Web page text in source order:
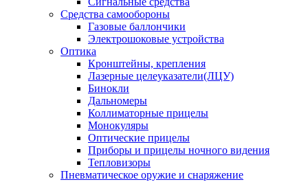
Средства самообороны
Газовые баллончики
Электрошоковые устройства
Оптика
Кронштейны, крепления
Лазерные целеуказатели(ЛЦУ)
Бинокли
Дальномеры
Коллиматорные прицелы
Монокуляры
Оптические прицелы
Приборы и прицелы ночного видения
Тепловизоры
Пневматическое оружие и снаряжение